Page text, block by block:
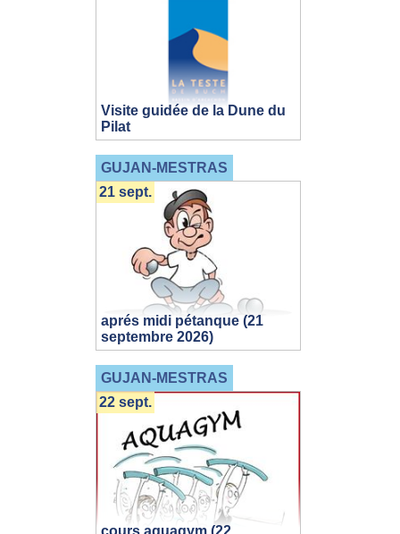
Visite guidée de la Dune du
Pilat
GUJAN-MESTRAS
aprés midi pétanque (21
septembre 2026)
21 sept.
GUJAN-MESTRAS
cours aquagym (22
22 sept.